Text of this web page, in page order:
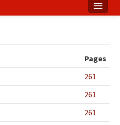
Pages
261
261
261